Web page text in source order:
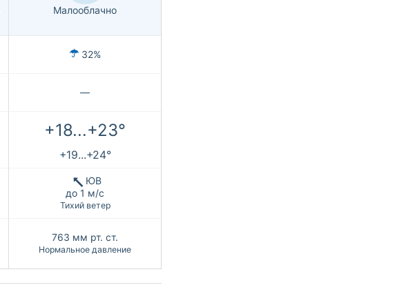
Малооблачно
32%
—
+18...+23°
+19...+24°
ЮВ
до 1 м/с
Тихий ветер
763 мм рт. ст.
Нормальное давление